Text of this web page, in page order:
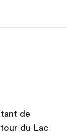
de
du Lac